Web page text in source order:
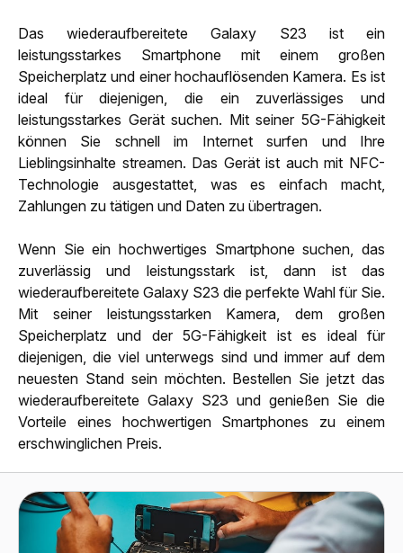
Das wiederaufbereitete Galaxy S23 ist ein
leistungsstarkes Smartphone mit einem großen
Speicherplatz und einer hochauflösenden Kamera. Es ist
ideal für diejenigen, die ein zuverlässiges und
leistungsstarkes Gerät suchen. Mit seiner 5G-Fähigkeit
können Sie schnell im Internet surfen und Ihre
Lieblingsinhalte streamen. Das Gerät ist auch mit NFC-
Technologie ausgestattet, was es einfach macht,
Zahlungen zu tätigen und Daten zu übertragen.
Wenn Sie ein hochwertiges Smartphone suchen, das
zuverlässig und leistungsstark ist, dann ist das
wiederaufbereitete Galaxy S23 die perfekte Wahl für Sie.
Mit seiner leistungsstarken Kamera, dem großen
Speicherplatz und der 5G-Fähigkeit ist es ideal für
diejenigen, die viel unterwegs sind und immer auf dem
neuesten Stand sein möchten. Bestellen Sie jetzt das
wiederaufbereitete Galaxy S23 und genießen Sie die
Vorteile eines hochwertigen Smartphones zu einem
erschwinglichen Preis.